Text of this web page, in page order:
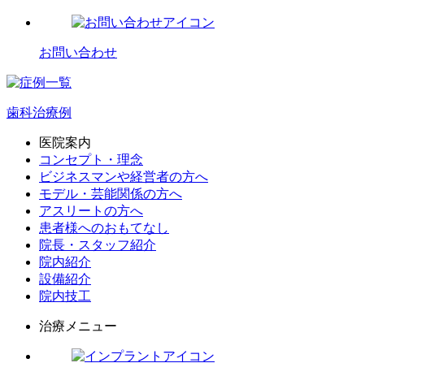
お問い合わせ
歯科治療例
医院案内
コンセプト・理念
ビジネスマンや経営者の方へ
モデル・芸能関係の方へ
アスリートの方へ
患者様へのおもてなし
院長・スタッフ紹介
院内紹介
設備紹介
院内技工
治療メニュー